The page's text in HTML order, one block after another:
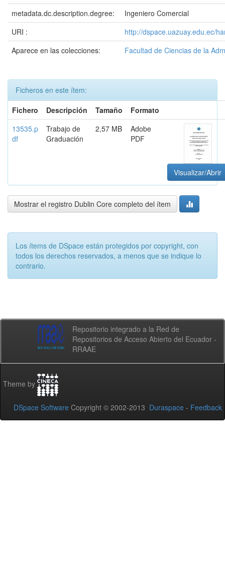
metadata.dc.description.degree:
Ingeniero Comercial
URI :
http://dspace.uazuay.edu.ec/
Aparece en las colecciones:
Facultad de Ciencias de la
Ficheros en este ítem:
Fichero
Descripción Tamaño
Formato
13535.p
df
Trabajo de
Graduación
2,57 MB
Adobe
PDF
Visualizar/Abrir
Mostrar el registro Dublin Core completo del ítem
Los ítems de DSpace están protegidos por copyright, con
todos los derechos reservados, a menos que se indique lo
contrario.
Repositorio integrado a la Red de
Repositorios de Acceso Abierto del Ecuador -
RRAAE
Theme by
DSpace Software Copyright © 2002-2013 Duraspace - Feedback